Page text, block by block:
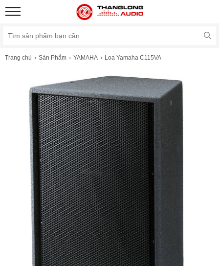
Trang chủ Sản Phẩm YAMAHA Loa Yamaha C115VA